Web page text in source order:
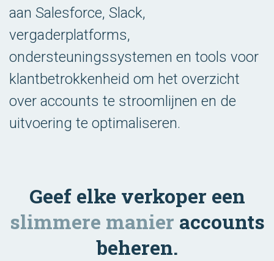
aan Salesforce, Slack,
vergaderplatforms,
ondersteuningssystemen en tools voor
klantbetrokkenheid om het overzicht
over accounts te stroomlijnen en de
uitvoering te optimaliseren.
Geef elke verkoper een
slimmere manier accounts
beheren.